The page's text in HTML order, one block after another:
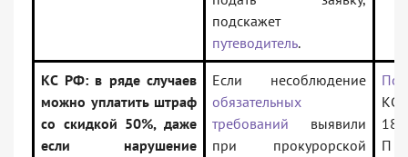
подскажет
путеводитель.
КС РФ: в ряде случаев
можно уплатить штраф
со скидкой 50%, даже
если нарушение
Если несоблюдение
обязательных
требований выявили
при прокурорской
КС
П